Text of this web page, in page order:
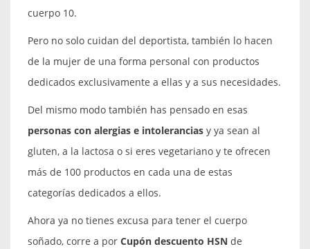
cuerpo 10.
Pero no solo cuidan del deportista, también lo hacen
de la mujer de una forma personal con productos
dedicados exclusivamente a ellas y a sus necesidades.
Del mismo modo también has pensado en esas
personas con alergias e intolerancias y ya sean al
gluten, a la lactosa o si eres vegetariano y te ofrecen
más de 100 productos en cada una de estas
categorías dedicados a ellos.
Ahora ya no tienes excusa para tener el cuerpo
soñado, corre a por Cupón descuento HSN de